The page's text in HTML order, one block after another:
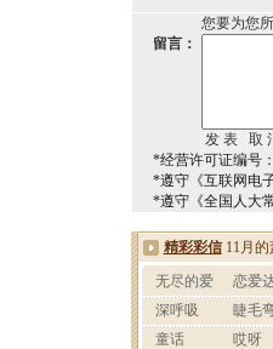
您要为您
留言：
*经营许可证编号
*遵守《互联网电
*遵守《全国人大